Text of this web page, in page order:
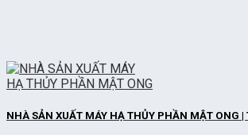
NHÀ SẢN XUẤT MÁY HẠ THỦY PHẦN MẬT ONG |